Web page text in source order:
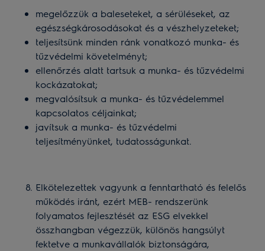
megelőzzük a baleseteket, a sérüléseket, az
egészségkárosodásokat és a vészhelyzeteket;
teljesítsünk minden ránk vonatkozó munka- és
tűzvédelmi követelményt;
ellenőrzés alatt tartsuk a munka- és tűzvédelmi
kockázatokat;
megvalósítsuk a munka- és tűzvédelemmel
kapcsolatos céljainkat;
javítsuk a munka- és tűzvédelmi
teljesítményünket, tudatosságunkat.
Elkötelezettek vagyunk a fenntartható és felelős
működés iránt, ezért MEB- rendszerünk
folyamatos fejlesztését az ESG elvekkel
összhangban végezzük, különös hangsúlyt
fektetve a munkavállalók biztonságára,